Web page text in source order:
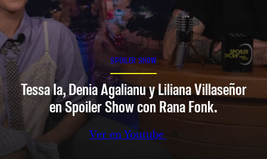
SPOILER SHOW
Tessa Ia, Denia Agalianu y Liliana Villaseñor
en Spoiler Show con Rana Fonk.
Ver en Youtube